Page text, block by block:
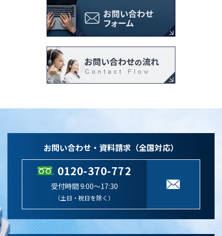
お問い合わせ・資料請求（全国対応）
0120-370-772
受付時間 9:00～17:30
（土日・祝日を除く）